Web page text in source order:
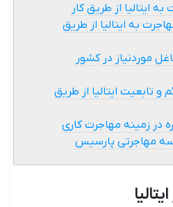
ایتالیا از طریق کار
به ایتالیا از طریق
موردنیاز در کشور
و تابعیت ایتالیا از طریق
در زمینه مهاجرت کاری
مهاجرتی پارسیس